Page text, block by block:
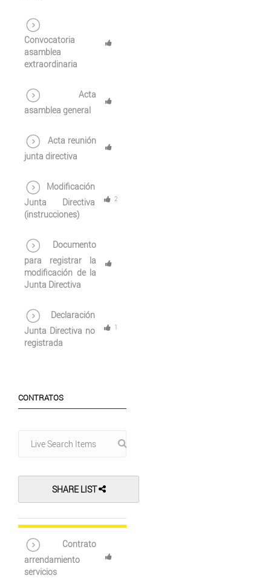
Convocatoria
asamblea
extraordinaria
Acta
asamblea general
Acta reunión
junta directiva
Modificación
Junta Directiva
(instrucciones)
2
Documento
para registrar la
modificación de la
Junta Directiva
Declaración
Junta Directiva no
registrada
1
CONTRATOS
SHARE LIST
Contrato
arrendamiento
servicios